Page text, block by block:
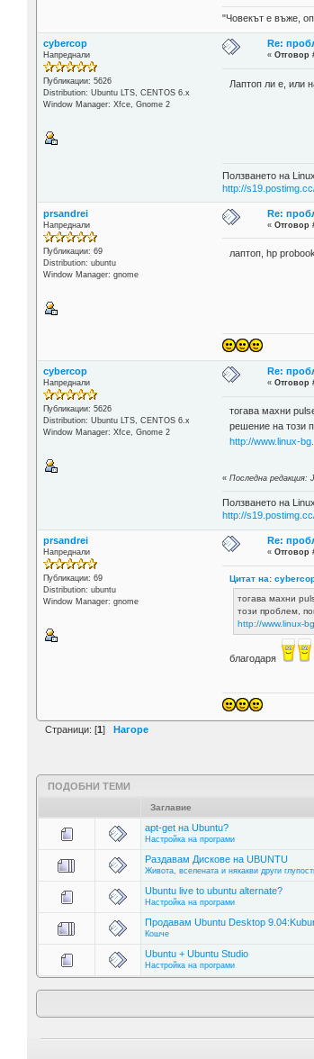
"Човекът е въже,
cybercop
Напреднали
Публикации: 5626
Distribution: Ubuntu LTS, CENTOS 6.x
Window Manager: Xfce, Gnome 2
Re:
«Отговор
Лаптоп ли е, или
Ползването на
http://
prsandrei
Напреднали
Публикации: 69
Distribution: ubuntu
Window Manager: gnome
Re:
«Отговор
лаптоп, hp
cybercop
Напреднали
Публикации: 5626
Distribution: Ubuntu LTS, CENTOS 6.x
Window Manager: Xfce, Gnome 2
Re:
«Отговор
тогава махни
решение на този
http://www.linux-
«Последна редакция:
Ползването на
http://
prsandrei
Напреднали
Публикации: 69
Distribution: ubuntu
Window Manager: gnome
Re:
«Отговор
Цитат на:
тогава махни
този проблем,
http://www.linux-
благодаря
Страници: [1] Нагоре
ПОДОБНИ ТЕМИ
Заглавие
apt-get на Ubuntu?
Настройка на програми
Раздавам Дискове на UBUNTU
Живота, вселената и някакви други
Ubuntu live to ubuntu alternate?
Настройка на програми
Продавам Ubuntu Desktop
Кошче
Ubuntu + Ubuntu Studio
Настройка на програми